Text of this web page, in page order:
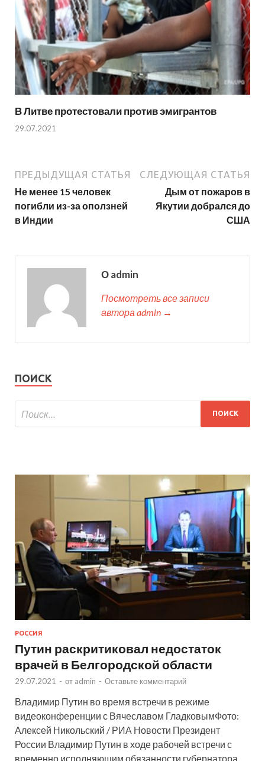
В Литве протестовали против эмигрантов
29.07.2021
ПРЕДЫДУЩАЯ СТАТЬЯ
Не менее 15 человек
погибли из-за оползней
в Индии
СЛЕДУЮЩАЯ СТАТЬЯ
Дым от пожаров в
Якутии добрался до
США
О admin
Посмотреть все записи
автора admin →
ПОИСК
РОССИЯ
Путин раскритиковал недостаток
врачей в Белгородской области
29.07.2021 - от admin - Оставьте комментарий
Владимир Путин во время встречи в режиме
видеоконференции с Вячеславом ГладковымФото:
Алексей Никольский / РИА Новости Президент
России Владимир Путин в ходе рабочей встречи с
временно исполняющим обязанности губернатора